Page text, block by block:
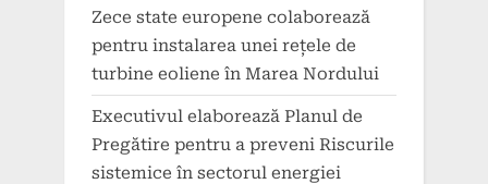
Zece state europene colaborează
pentru instalarea unei rețele de
turbine eoliene în Marea Nordului
Executivul elaborează Planul de
Pregătire pentru a preveni Riscurile
sistemice în sectorul energiei